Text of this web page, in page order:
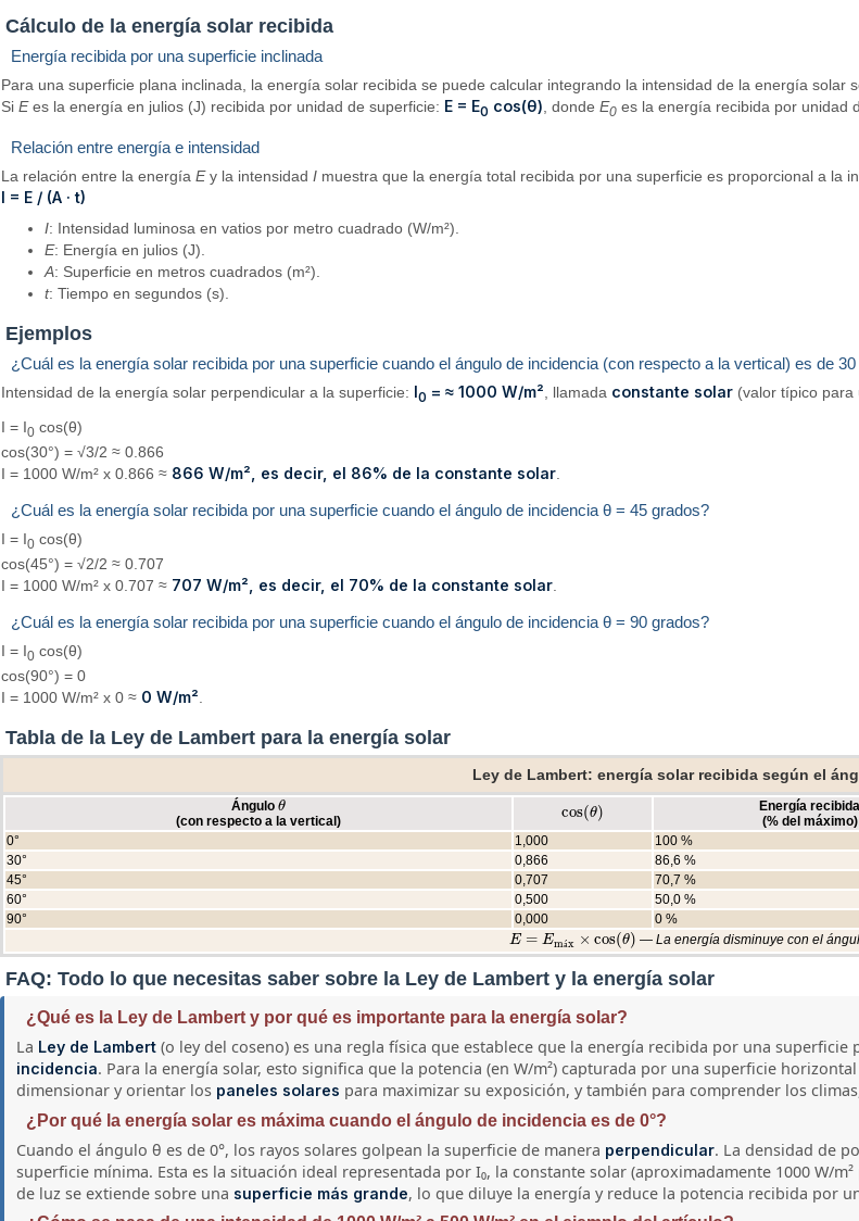
Cálculo de la energía solar recibida
Energía recibida por una superficie inclinada
Para una superficie plana inclinada, la energía solar recibida se puede calcular integrando la intensidad de la energía solar
SiEes la energía en julios (J) recibida por unidad de superficie: E = E0 cos(θ), dondeE0 es la energía recibida por unidad
Relación entre energía e intensidad
La relación entre la energíaEy la intensidadI muestra que la energía total recibida por una superficie es proporcional a la
I = E / (A · t)
I: Intensidad luminosa en vatios por metro cuadrado (W/m²).
E: Energía en julios (J).
A: Superficie en metros cuadrados (m²).
t: Tiempo en segundos (s).
Ejemplos
¿Cuál es la energía solar recibida por una superficie cuando el ángulo de incidencia (con respecto a la vertical) es de
Intensidad de la energía solar perpendicular a la superficie: I0 = ≈ 1000 W/m², llamada constante solar (valor típico para
I = I0 cos(θ)
cos(30°) = √3/2 ≈ 0.866
I = 1000 W/m² x 0.866 ≈ 866 W/m², es decir, el 86% de la constante solar
¿Cuál es la energía solar recibida por una superficie cuando el ángulo de incidencia θ = 45 grados?
I = I0 cos(θ)
cos(45°) = √2/2 ≈ 0.707
I = 1000 W/m² x 0.707 ≈ 707 W/m², es decir, el 70% de la constante solar
¿Cuál es la energía solar recibida por una superficie cuando el ángulo de incidencia θ = 90 grados?
I = I0 cos(θ)
cos(90°) = 0
I = 1000 W/m² x 0 ≈ 0 W/m²
Tabla de la Ley de Lambert para la energía solar
Ley de Lambert: energía solar recibida según el
Ángulo θ
θ
(con respecto a la vertical)
cos(θ)
cos(θ)
Energía recibida
(% del máximo)
0°
1,000 100 %
30°
0,866 86,6 %
45°
0,707 70,7 %
60°
0,500 50,0 %
90°
0,000 0 %
E = Emáx × cos(θ)
E= Emáx×cos( θ) — La energía disminuye con el
FAQ: Todo lo que necesitas saber sobre la Ley de Lambert y la energía solar
¿Qué es la Ley de Lambert y por qué es importante para la energía solar?
La Ley de Lambert (o ley del coseno) es una regla física que establece que la energía recibida por una
incidencia. Para la energía solar, esto significa que la potencia (en W/m²) capturada por una superficie
dimensionar y orientar los paneles solares para maximizar su exposición, y también para comprender los
¿Por qué la energía solar es máxima cuando el ángulo de incidencia es de 0°?
Cuando el ángulo θ es de 0°, los rayos solares golpean la superficie de manera perpendicular. La densidad de
superficie mínima. Esta es la situación ideal representada por I₀, la constante solar (aproximadamente 1000 W/
de luz se extiende sobre una superficie más grande, lo que diluye la energía y reduce la potencia recibida por